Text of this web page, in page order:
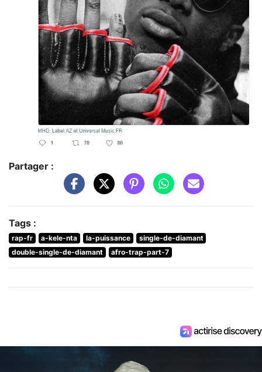
Partager :
Tags :
rap-fr a-kele-nta la-puissance
single-de-diamant
double-single-de-diamant
afro-trap-part-7